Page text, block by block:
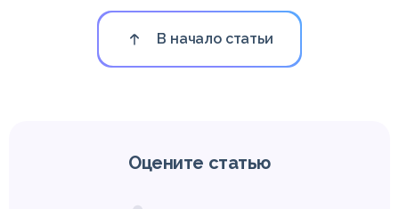
В начало статьи
Оцените статью